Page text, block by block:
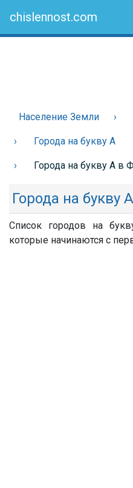
chislennost.com
Население Земли
Города на букву А
Города на букву А в
Города на букву
Список городов на
которые начинаются с